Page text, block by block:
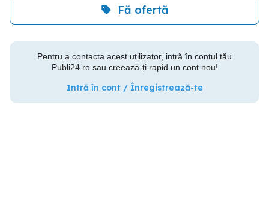
Fă ofertă
Pentru a contacta acest utilizator, intră în contul tău
Publi24.ro sau creează-ți rapid un cont nou!
Intră în cont / Înregistrează-te